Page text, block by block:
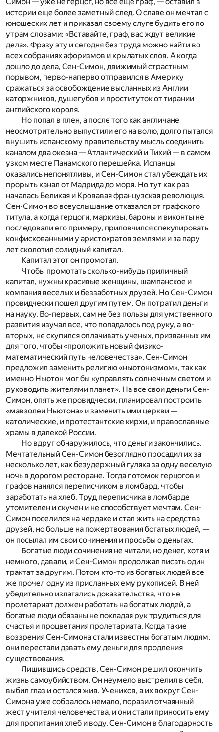
Симон — уже не герцог, но все еще граф, — оставил в
истории еще более заметный след. О славе он мечтал с
юношеских лет и приказал своему слуге будить его по
утрам словами: «Вставайте, граф, вас ждут великие
дела». Фразу эту и сегодня без труда можно найти во
всех собраниях афоризмов и крылатых слов. А когда
дошло до дела, Сен-Симон, движимый страстным
порывом, перво-наперво отправился в Америку
сражаться за освобождение высланных из Англии
каторжников, душегубов и проституток от тирании
английского короля.
Но попал в плен, а после того как англичане
неосмотрительно выпустили его на волю, долго пытался
внушить испанскому правительству мысль соединить
каналом два океана — Атлантический и Тихий — в самом
узком месте Панамского перешейка. Испанцы
оказались непонятливы, и Сен-Симон стал убеждать их
прорыть канал от Мадрида до моря. Но тут как раз
началась Великая и Кровавая французская революция.
Сен-Симон во всеуслышание отказался от графского
титула, а когда герцоги, маркизы, бароны и виконты не
последовали его примеру, приловчился спекулировать
конфискованными у аристократов землями и за пару
лет сколотил солидный капитал.
Капитал этот он промотал.
Чтобы промотать сколько-нибудь приличный
капитал, нужны красивые женщины, шампанское и
компания веселых и беззаботных друзей. Но Сен-Симон
провидчески пошел другим путем. Он потратил деньги
на науку. Во-первых, сам не без пользы для умственного
развития изучал все, что попадалось под руку, а во-
вторых, не скупился оплачивать ученых, призванных им
для того, чтобы «проложить новый физико-
математический путь человечества». Сен-Симон
предложил заменить религию «ньютонизмом», так как
именно Ньютон мог бы «управлять солнечным светом и
руководить жителями планет». На все свои деньги Сен-
Симон, опять же провидчески, планировал построить
«мавзолеи Ньютона» и заменить ими церкви —
католические, и протестантские кирхи, и православные
храмы в далекой России.
Но вдруг обнаружилось, что деньги закончились.
Мечтательный Сен-Симон безоглядно просадил их за
несколько лет, как безудержный гуляка за одну веселую
ночь в дорогом ресторане. Тогда потомок герцогов и
графов нанялся переписчиком в ломбард, чтобы
заработать на хлеб. Труд переписчика в ломбарде
утомителен и скучен и не способствует мечтам. Сен-
Симон поселился на чердаке и стал жить на средства
друзей, но больше на пожертвования богатых людей, —
он посылал им свои сочинения и просьбы о деньгах.
Богатые люди сочинения не читали, но денег, хотя и
немного, давали, и Сен-Симон продолжал писать один
трактат за другим. Потом кто-то из богатых людей все
же прочел одну из присланных ему рукописей. В ней
убедительно излагались доказательства, что не
пролетариат должен работать на богатых людей, а
богатые люди обязаны не покладая рук трудиться для
счастья и процветания пролетариата. Когда такие
воззрения Сен-Симона стали известны богатым людям,
они перестали давать ему деньги для продления
существования.
Лишившись средств, Сен-Симон решил окончить
жизнь самоубийством. Он неумело выстрелил в себя,
выбил глаз и остался жив. Учеников, а их вокруг Сен-
Симона уже собралось немало, поразил отчаянный
жест учителя человечества, и они стали приносить ему
для пропитания хлеб и воду. Сен-Симон в благодарность